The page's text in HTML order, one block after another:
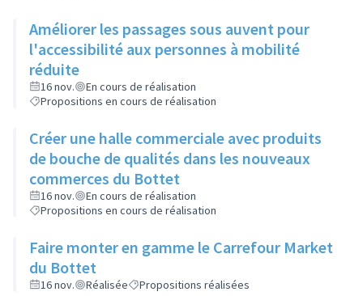
Améliorer les passages sous auvent pour
l'accessibilité aux personnes à mobilité
réduite
16 nov.
En cours de réalisation
Propositions en cours de réalisation
Créer une halle commerciale avec produits
de bouche de qualités dans les nouveaux
commerces du Bottet
16 nov.
En cours de réalisation
Propositions en cours de réalisation
Faire monter en gamme le Carrefour Market
du Bottet
16 nov. Réalisée Propositions réalisées